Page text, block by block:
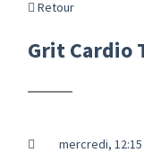
Retour
Grit Cardio
mercredi, 12:15